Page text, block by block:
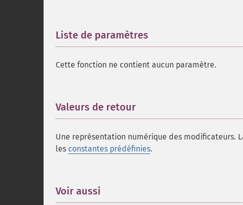
Liste de paramètres
Cette fonction ne contient aucun paramètre.
Valeurs de retour
Une représentation numérique des modificateurs.
les constantes prédéfinies.
Voir aussi